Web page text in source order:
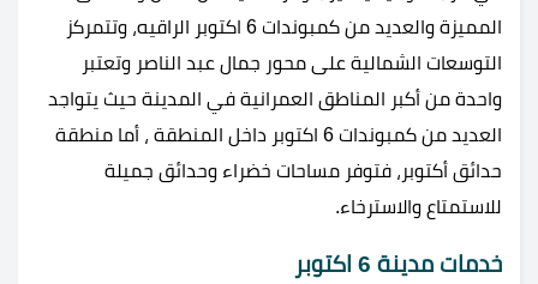
المميزة والعديد من كمبوندات 6 اكتوبر الراقيه، وتتمركز
التوسعات الشمالية على محور جمال عبد الناصر وتعتبر
واحدة من أكبر المناطق العمرانية في المدينة حيث يتواجد
العديد من كمبوندات 6 اكتوبر داخل المنطقة ، أما منطقة
حدائق أكتوبر، فتوفر مساحات خضراء وحدائق جميلة
للاستمتاع والاسترخاء.
خدمات مدينة 6 اكتوبر